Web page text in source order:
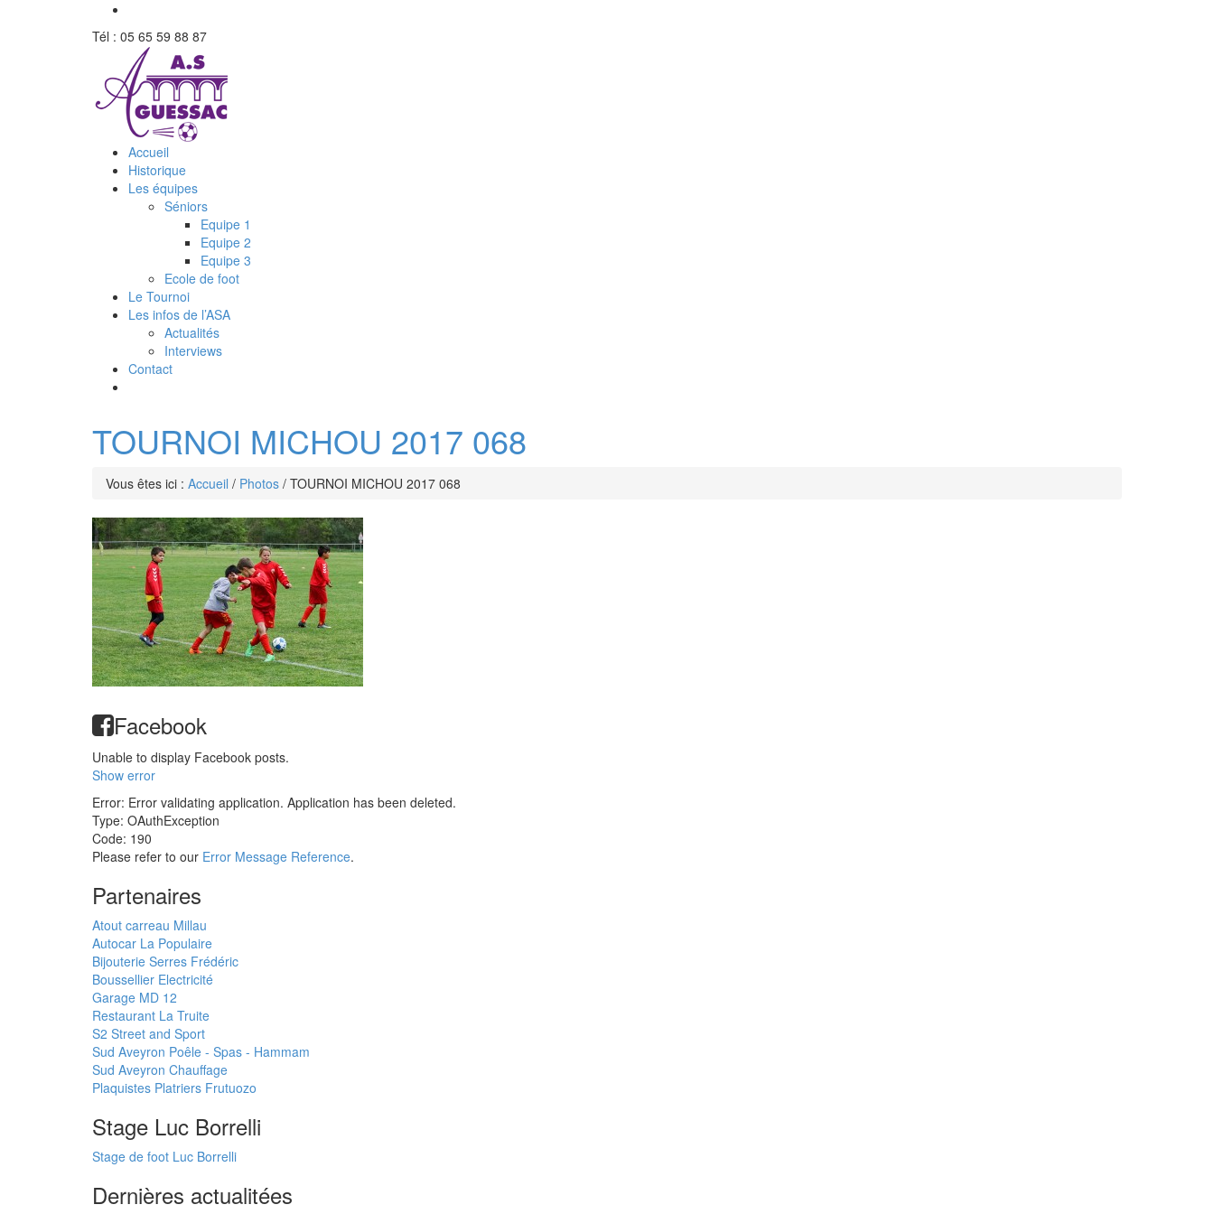
Tél : 05 65 59 88 87
Accueil
Historique
Les équipes
Séniors
Equipe 1
Equipe 2
Equipe 3
Ecole de foot
Le Tournoi
Les infos de l’ASA
Actualités
Interviews
Contact
TOURNOI MICHOU 2017 068
Vous êtes ici : Accueil / Photos / TOURNOI MICHOU 2017 068
Facebook
Unable to display Facebook posts.
Show error
Error: Error validating application. Application has been deleted.
Type: OAuthException
Code: 190
Please refer to our Error Message Reference.
Partenaires
Atout carreau Millau
Autocar La Populaire
Bijouterie Serres Frédéric
Boussellier Electricité
Garage MD 12
Restaurant La Truite
S2 Street and Sport
Sud Aveyron Poêle - Spas - Hammam
Sud Aveyron Chauffage
Plaquistes Platriers Frutuozo
Stage Luc Borrelli
Stage de foot Luc Borrelli
Dernières actualitées